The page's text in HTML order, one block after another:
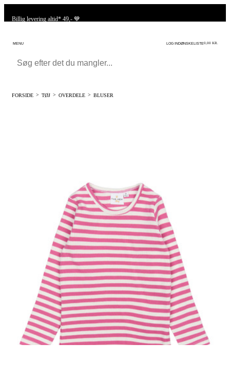
Billig levering altid* 49,- 💙
MENU LOG INDØNSKELISTE0,00 KR.
FORSIDE TØJ OVERDELE BLUSER